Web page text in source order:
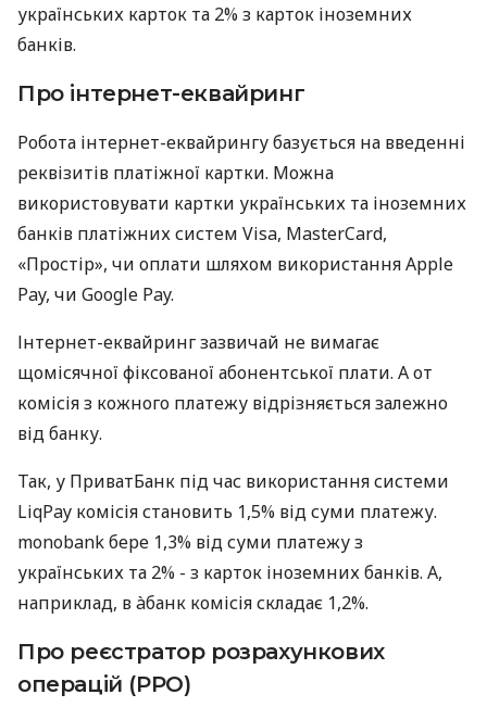
українських карток та 2% з карток іноземних
банків.
Про інтернет-еквайринг
Робота інтернет-еквайрингу базується на введенні
реквізитів платіжної картки. Можна
використовувати картки українських та іноземних
банків платіжних систем Visa, MasterCard,
«Простір», чи оплати шляхом використання Apple
Pay, чи Google Pay.
Інтернет-еквайринг зазвичай не вимагає
щомісячної фіксованої абонентської плати. А от
комісія з кожного платежу відрізняється залежно
від банку.
Так, у ПриватБанк під час використання системи
LiqPay комісія становить 1,5% від суми платежу.
monobank бере 1,3% від суми платежу з
українських та 2% - з карток іноземних банків. А,
наприклад, в àбанк комісія складає 1,2%.
Про реєстратор розрахункових
операцій (РРО)